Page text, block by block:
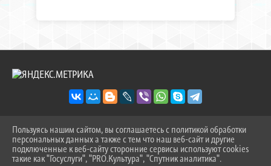
^
2026 Г. SOSH-9TOB.RU
ВХОД
КАРТА САЙТА
Пользуясь нашим сайтом, вы соглашаетесь с политикой обработки
персональных данных а также с тем что наш веб-сайт и другие
подключенные к веб-сайту сторонние сервисы используют cookies
такие как "Госуслуги", "PRO.Культура", "Спутник аналитика".